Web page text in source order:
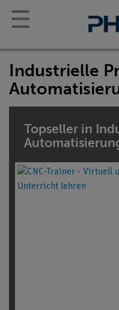
☰
Industrielle
Topseller in